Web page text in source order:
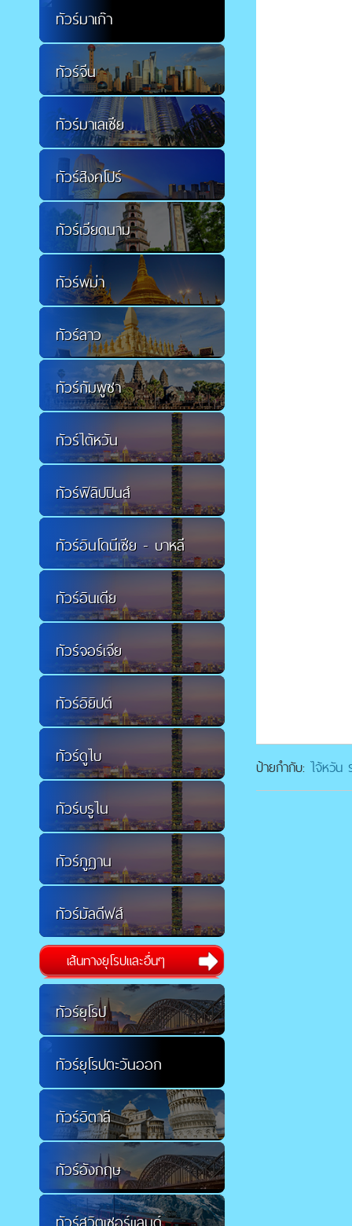
ทัวร์มาเก๊า
ทัวร์จีน
ทัวร์มาเลเซีย
ทัวร์สิงคโปร์
ทัวร์เวียดนาม
ทัวร์พม่า
ทัวร์ลาว
ทัวร์กัมพูชา
ทัวร์ไต้หวัน
ทัวร์ฟิลิปปินส์
ทัวร์อินโดนีเซีย - บาหลี
ทัวร์อินเดีย
ทัวร์จอร์เจีย
ทัวร์อิยิปต์
ทัวร์ดูไบ
ทัวร์บรูไน
ทัวร์ภูฏาน
ทัวร์มัลดีฟส์
เส้นทางยุโรปและอื่นๆ
ทัวร์ยุโรป
ทัวร์ยุโรปตะวันออก
ทัวร์อิตาลี
ทัวร์อังกฤษ
ป้ายกำกับ:ไจ้หวัน